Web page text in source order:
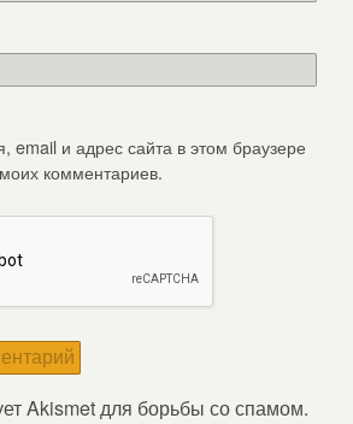
email и адрес сайта в этом браузере
комментариев.
Akismet для борьбы со спамом.